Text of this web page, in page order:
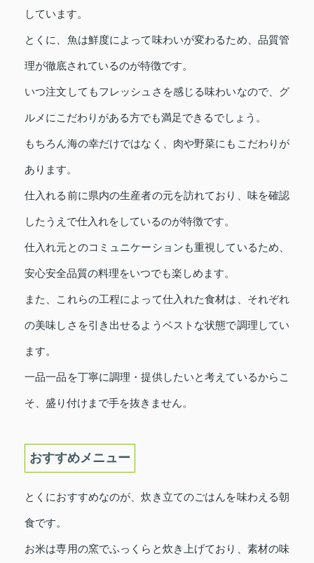
しています。
とくに、魚は鮮度によって味わいが変わるため、品質管
理が徹底されているのが特徴です。
いつ注文してもフレッシュさを感じる味わいなので、グ
ルメにこだわりがある方でも満足できるでしょう。
もちろん海の幸だけではなく、肉や野菜にもこだわりが
あります。
仕入れる前に県内の生産者の元を訪れており、味を確認
したうえで仕入れをしているのが特徴です。
仕入れ元とのコミュニケーションも重視しているため、
安心安全品質の料理をいつでも楽しめます。
また、これらの工程によって仕入れた食材は、それぞれ
の美味しさを引き出せるようベストな状態で調理してい
ます。
一品一品を丁寧に調理・提供したいと考えているからこ
そ、盛り付けまで手を抜きません。
おすすめメニュー
とくにおすすめなのが、炊き立てのごはんを味わえる朝
食です。
お米は専用の窯でふっくらと炊き上げており、素材の味